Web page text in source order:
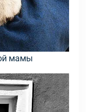
мамы